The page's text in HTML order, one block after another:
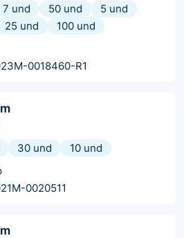
7 und 50 und
5 und
25 und
100 und
0018460-R1
30 und
10 und
0020511